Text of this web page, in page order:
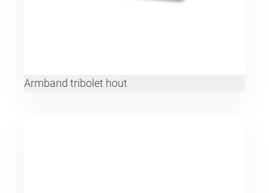
Armband tribolet hout